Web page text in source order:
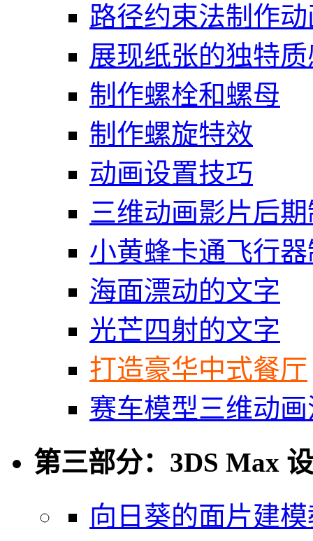
路径约束法制作
展现纸张的独特
制作螺栓和螺母
制作螺旋特效
动画设置技巧
三维动画影片后
小黄蜂卡通飞行
海面漂动的文字
光芒四射的文字
打造豪华中式餐厅
赛车模型三维动
第三部分：3DS Max
向日葵的面片建